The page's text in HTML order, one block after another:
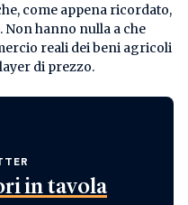
come appena ricordato,
Non hanno nulla a che
reali dei beni agricoli
di prezzo.
in tavola